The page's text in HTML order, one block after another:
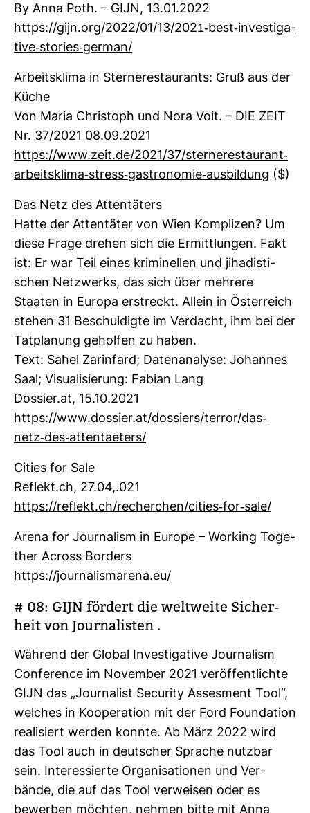
By Anna Poth. – GIJN, 13.01.2022
https://gijn.org/2022/01/13/2021-​best-​inves­ti­ga­
tive-​sto­ries-​german/
Arbeits­klima in Ster­ne­re­stau­rants: Gruß aus der
Küche
Von Maria Chris­toph und Nora Voit. – DIE ZEIT
Nr. 37/2021 08.09.2021
https://www.zeit.de/2021/37/ster­ne­re­stau­rant-​
arbeits­klima-​stress-​gas­tro­nomie-​aus­bil­dung ($)
Das Netz des Atten­tä­ters
Hatte der Atten­täter von Wien Kom­plizen? Um
diese Frage drehen sich die Ermitt­lungen. Fakt
ist: Er war Teil eines kri­mi­nellen und jiha­dis­ti­
schen Netz­werks, das sich über meh­rere
Staaten in Europa erstreckt. Allein in Öster­reich
stehen 31 Beschul­digte im Ver­dacht, ihm bei der
Tat­pla­nung geholfen zu haben.
Text: Sahel Zar­in­fard; Daten­ana­lyse: Johannes
Saal; Visua­li­sie­rung: Fabian Lang
Dos­sier.at, 15.10.2021
https://www.dos­sier.at/dos­siers/terror/das-​
netz-​des-​atten­tae­ters/
Cities for Sale
Reflekt.ch, 27.04,.021
https://reflekt.ch/recher­chen/cities-​for-​sale/
Arena for Jour­na­lism in Europe – Working Toge­
ther Across Bor­ders
https://jour­na­lis­m­arena.eu/
# 08: GIJN för­dert die welt­weite Sicher­
heit von Jour­na­listen .
Wäh­rend der Global Inves­ti­ga­tive Jour­na­lism
Con­fe­rence im November 2021 ver­öf­fent­lichte
GIJN das „Jour­na­list Secu­rity Asses­ment Tool“,
wel­ches in Koope­ra­tion mit der Ford Founda­tion
rea­li­siert werden konnte. Ab März 2022 wird
das Tool auch in deut­scher Sprache nutzbar
sein. Inter­es­sierte Orga­ni­sa­tionen und Ver­
bände, die auf das Tool ver­weisen oder es